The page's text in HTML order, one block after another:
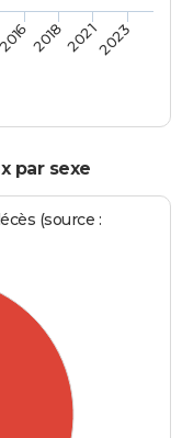
2016201820212023
par sexe
(source :